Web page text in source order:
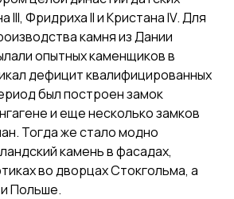
III, Фридриха II и Кристана IV. Для
камня из Дании
опытных каменщиков в
дефицит квалифицированных
был построен замок
и еще несколько замков
Тогда же стало модно
камень в фасадах,
во дворцах Стокгольма, а
Польше.